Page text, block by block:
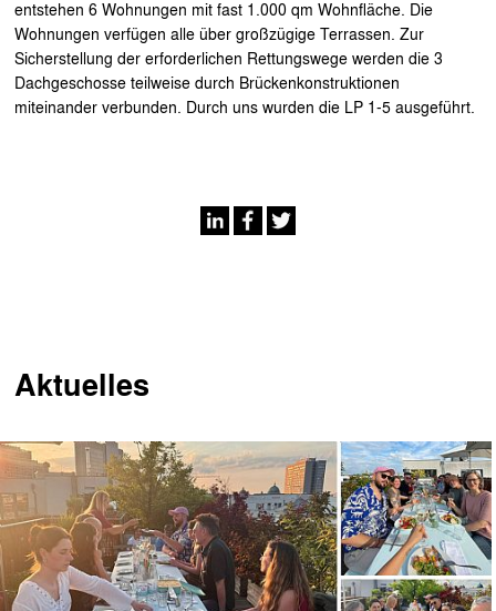
entstehen 6 Wohnungen mit fast 1.000 qm Wohnfläche. Die
Wohnungen verfügen alle über großzügige Terrassen. Zur
Sicherstellung der erforderlichen Rettungswege werden die 3
Dachgeschosse teilweise durch Brückenkonstruktionen
miteinander verbunden. Durch uns wurden die LP 1-5 ausgeführt.
Aktuelles